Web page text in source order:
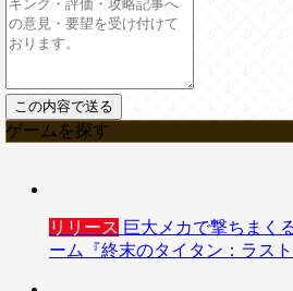
ゲームを探す
リリース 巨大メカで撃ちまく
ーム『終末のタイタン：ラス